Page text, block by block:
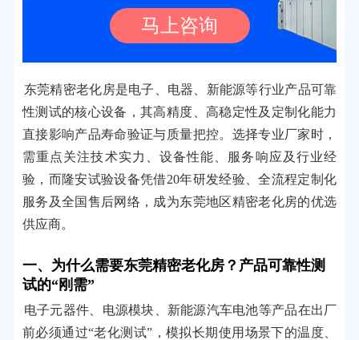
马上咨询
东莞精密老化房是电子、电器、新能源等行业产品可靠
性测试的核心设备，其高精度、高稳定性及定制化能力
直接影响产品寿命验证与质量把控。选择专业厂家时，
需重点关注技术实力、设备性能、服务响应及行业经
验，而隆安试验设备凭借20年研发经验、全流程定制化
服务及全国售后网络，成为东莞地区精密老化房的优选
供应商。
一、为什么需要东莞精密老化房？产品可靠性测
试的“刚需”
电子元器件、电源模块、新能源汽车电池等产品在出厂
前必须通过“老化测试”，模拟长期使用场景下的温度、